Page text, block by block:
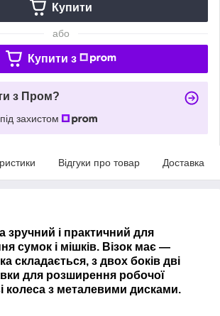
Купити
або
Купити з
з Пром?
захистом
Відгуки про товар Доставка
зручний і практичний для
сумок і мішків. Візок має —
складається, з двох боків дві
для розширення робочої
колеса з металевими дисками.